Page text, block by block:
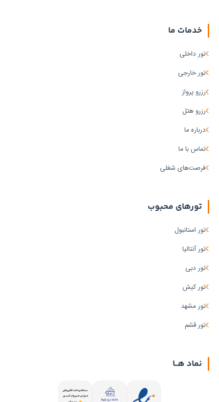
خدمات ما
تور داخلی
تور خارجی
رزرو پرواز
رزرو هتل
درباره ما
تماس با ما
فرصت‌های شغلی
تورهای محبوب
تور استانبول
تور آنتالیا
تور دبی
تور کیش
تور مشهد
تور قشم
نماد هــا